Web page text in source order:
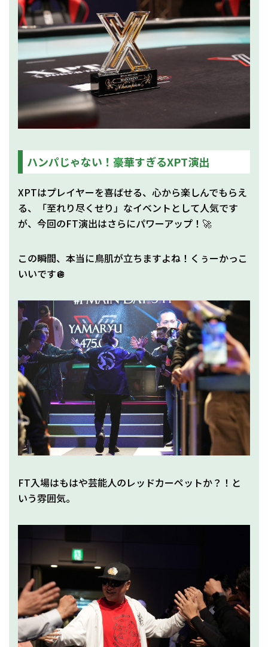
ハンパじゃない！豪華すぎるXPT演出
XPTはプレイヤーを喜ばせる、心から楽しんでもらえ
る、「至れり尽くせり」なイベントとして人気です
が、今回のFT演出はさらにパワーアップ！🚀
この瞬間、本当に鳥肌が立ちますよね！くぅーかっこ
いいです🪩
FT入場はもはや芸能人のレッドカーペットか？！と
いう雰囲気。